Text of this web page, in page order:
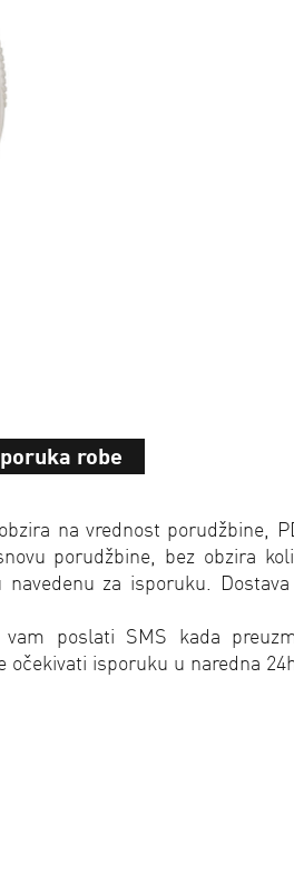
robe
na vrednost porudžbine,
porudžbine, bez obzira
za isporuku.
poslati SMS kada
očekivati isporuku u naredna